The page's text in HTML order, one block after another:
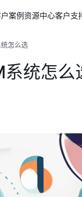
案例资源中心客户支
怎么选
统怎么